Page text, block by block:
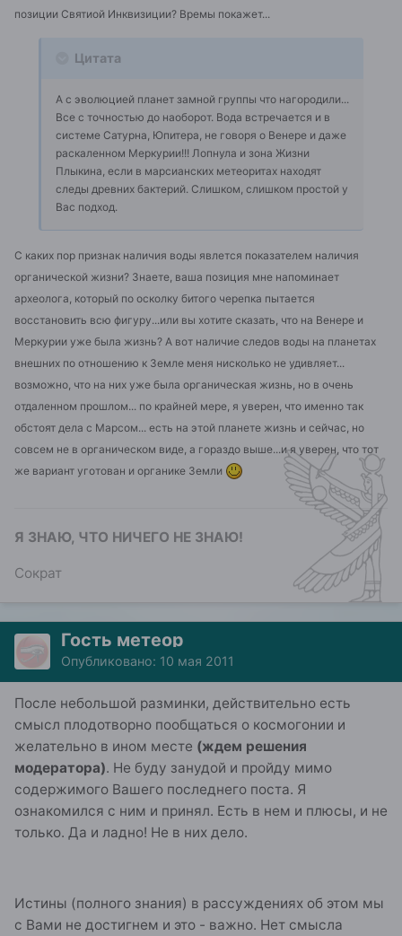
позиции Святиой Инквизиции? Времы покажет...
Цитата
А с эволюцией планет замной группы что нагородили...
Все с точностью до наоборот. Вода встречается и в
системе Сатурна, Юпитера, не говоря о Венере и даже
раскаленном Меркурии!!! Лопнула и зона Жизни
Плыкина, если в марсианских метеоритах находят
следы древних бактерий. Слишком, слишком простой у
Вас подход.
С каких пор признак наличия воды явлется показателем наличия
органической жизни? Знаете, ваша позиция мне напоминает
археолога, который по осколку битого черепка пытается
восстановить всю фигуру...или вы хотите сказать, что на Венере и
Меркурии уже была жизнь? А вот наличие следов воды на планетах
внешних по отношению к Земле меня нисколько не удивляет...
возможно, что на них уже была органическая жизнь, но в очень
отдаленном прошлом... по крайней мере, я уверен, что именно так
обстоят дела с Марсом... есть на этой планете жизнь и сейчас, но
совсем не в органическом виде, а гораздо выше...и я уверен, что тот
же вариант уготован и органике Земли
Я ЗНАЮ, ЧТО НИЧЕГО НЕ ЗНАЮ!
Сократ
Гость метеор
Опубликовано: 10 мая 2011
После небольшой разминки, действительно есть
смысл плодотворно пообщаться о космогонии и
желательно в ином месте (ждем решения
модератора). Не буду занудой и пройду мимо
содержимого Вашего последнего поста. Я
ознакомился с ним и принял. Есть в нем и плюсы, и не
только. Да и ладно! Не в них дело.
Истины (полного знания) в рассуждениях об этом мы
с Вами не достигнем и это - важно. Нет смысла